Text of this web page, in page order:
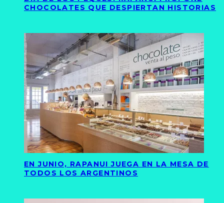
CHOCOLATES QUE DESPIERTAN HISTORIAS
EN JUNIO, RAPANUI JUEGA EN LA MESA DE
TODOS LOS ARGENTINOS